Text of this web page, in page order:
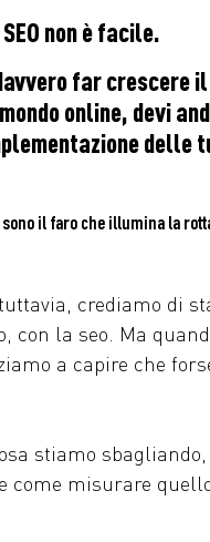
non è facile.
far crescere
online, devi
delle
sono il faro che illumina la
crediamo di
con la seo. Ma
a capire che
stiamo
come misurare